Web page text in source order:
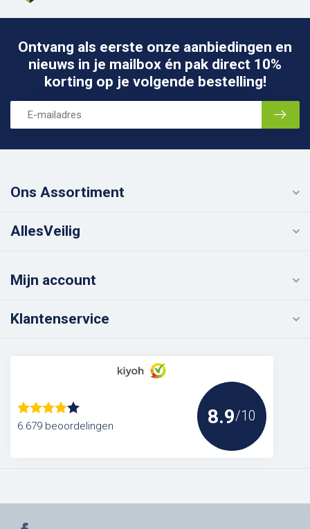
Ontvang als eerste onze aanbiedingen en
nieuws in je mailbox én pak direct 10%
korting op je volgende bestelling!
Ons Assortiment
AllesVeilig
Mijn account
Klantenservice
6.679 beoordelingen 8.9/10